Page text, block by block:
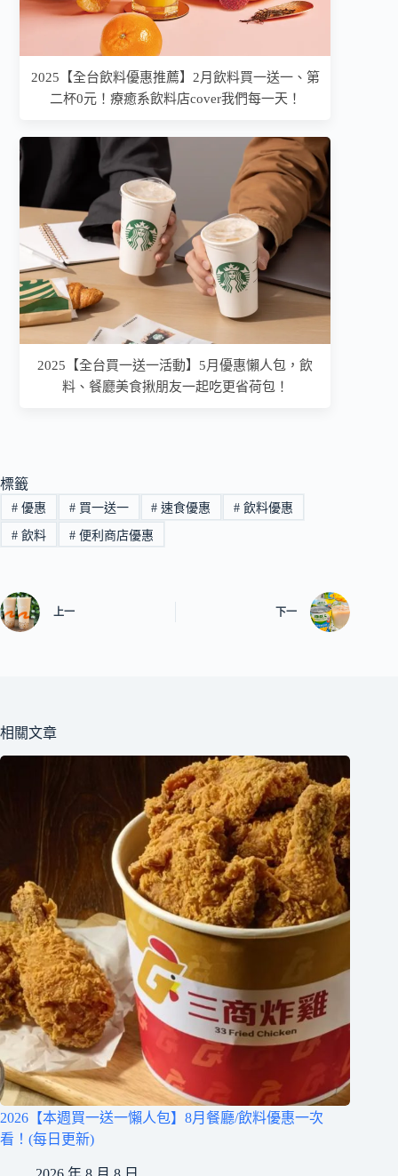
2025【全台飲料優惠推薦】2月飲料買一送一、第
二杯0元！療癒系飲料店cover我們每一天！
2025【全台買一送一活動】5月優惠懶人包，飲
料、餐廳美食揪朋友一起吃更省荷包！
標籤
#優惠 #買一送一 # 速食優惠 # 飲料優惠
#飲料 #便利商店優惠
上一 下一
相關文章
2026【本週買一送一懶人包】8月餐廳/飲料優惠一次
看！(每日更新)